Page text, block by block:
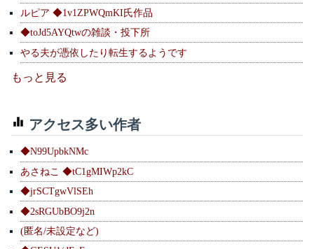
ルピア ◆1v1ZPWQmKI氏作品
◆toJd5AYQtwの雑談・投下所
やる夫が憑依したり転生するようです
もっと見る
アクセス多い作者
◆N99UpbkNMc
あさねこ ◆tC1gMIWp2kC
◆jrSCTgwVlSEh
◆2sRGUbBO9j2n
(匿名/未設定など)